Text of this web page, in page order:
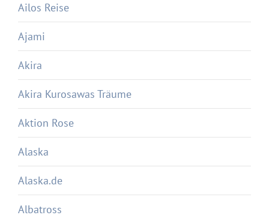
Ailos Reise
Ajami
Akira
Akira Kurosawas Träume
Aktion Rose
Alaska
Alaska.de
Albatross